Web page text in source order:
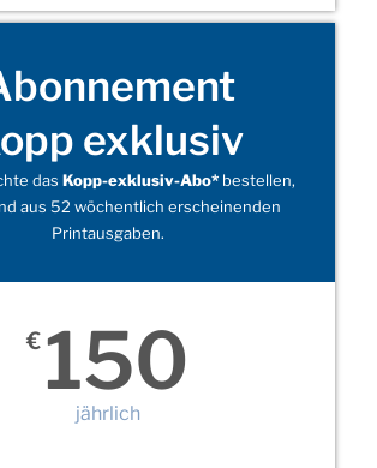
exklusiv
das Kopp-exklusiv-Abo*bestellen,
aus 52 wöchentlich erscheinenden
Printausgaben.
€ 150
jährlich